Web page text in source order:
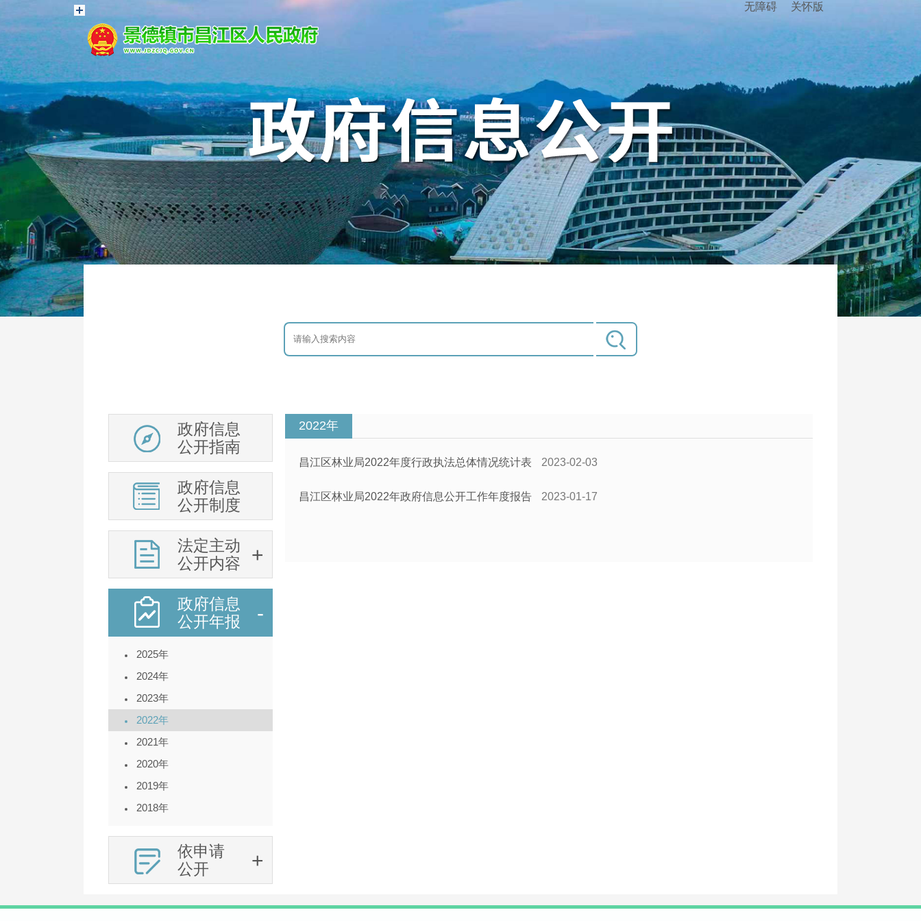
关怀版
无障碍
政府信息
公开指南
政府信息
公开制度
法定主动
公开内容
政府信息
公开年报
2025年
2024年
2023年
2022年
2021年
2020年
2019年
2018年
依申请
公开
2022年
昌江区林业局2022年度行政执法总体情况统计表 2023-02-03
昌江区林业局2022年政府信息公开工作年度报告 2023-01-17